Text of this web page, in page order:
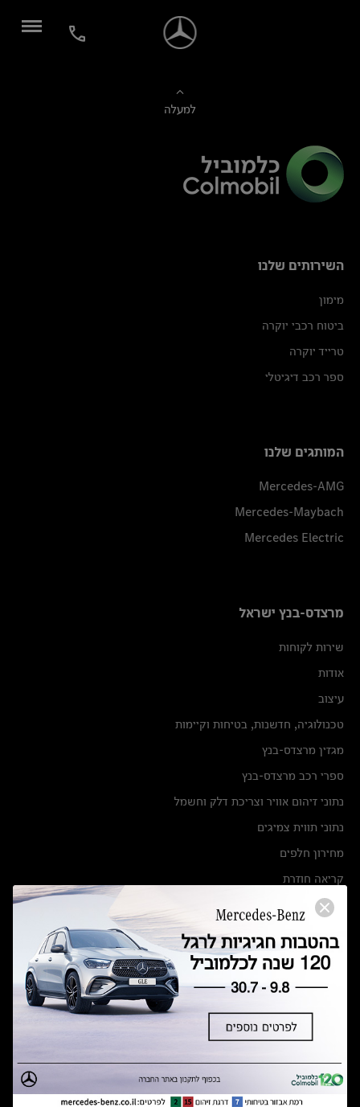
למעלה
השירותים שלנו
מימון
ביטוח רכבי יוקרה
טרייד יוקרה
ספר רכב דיגיטלי
המותגים שלנו
Mercedes-AMG
Mercedes-Maybach
Mercedes Electric
מרצדס-בנץ ישראל
שירות לקוחות
אודות
עיצוב
טכנולוגיה, חדשנות, בטיחות וקיימות
מגזין מרצדס-בנץ
ספרי רכב מרצדס-בנץ
נתוני זיהום אוויר וצריכת דלק וחשמל
נתוני תווית צמיגים
מחירון חלפים
קריאה חוזרת
הודעה על הטבות לרכבי מרצדס בהסדר פשרה בתצ 56447-02-19
תקנון ימי מכירות 120 לכלמוביל
מצאו אותנו
אולמות תצוגה
מרכזי שירות